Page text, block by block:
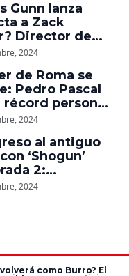
Gunn lanza
a Zack
Director de
explica
el nuevo traje
2024
de Roma se
Pedro Pascal
récord personal
con
2024
al antiguo
‘Shogun’
2:
explican
2024
como Burro? El